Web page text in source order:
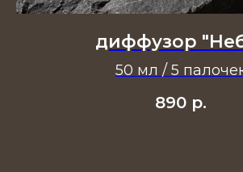
диффузор
50 мл / 5
890 р.